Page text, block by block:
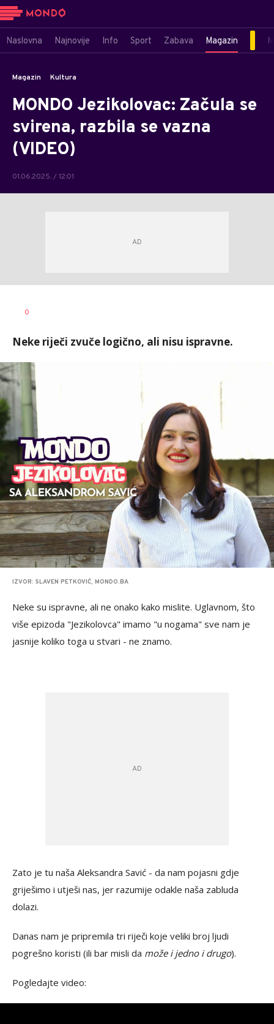
Naslovna Najnovije Info Sport Zabava Magazin
Magazin Kultura
MONDO Jezikolovac: Začula se
svirena, razbila se vazna
(VIDEO)
01.06.2025. / 12:01
AUTOR
0
Neke riječi zvuče logično, ali nisu ispravne.
IZVOR: SLAVEN PETKOVIĆ, MONDO.BA
Neke su ispravne, ali ne onako kako mislite. Uglavnom, što
više epizoda "Jezikolovca" imamo "u nogama" sve nam je
jasnije koliko toga u stvari - ne znamo.
Zato je tu naša Aleksandra Savić - da nam pojasni gdje
griješimo i utješi nas, jer razumije odakle naša zabluda
dolazi.
Danas nam je pripremila tri riječi koje veliki broj ljudi
pogrešno koristi (ili bar misli da može i jedno i drugo).
Pogledajte video: